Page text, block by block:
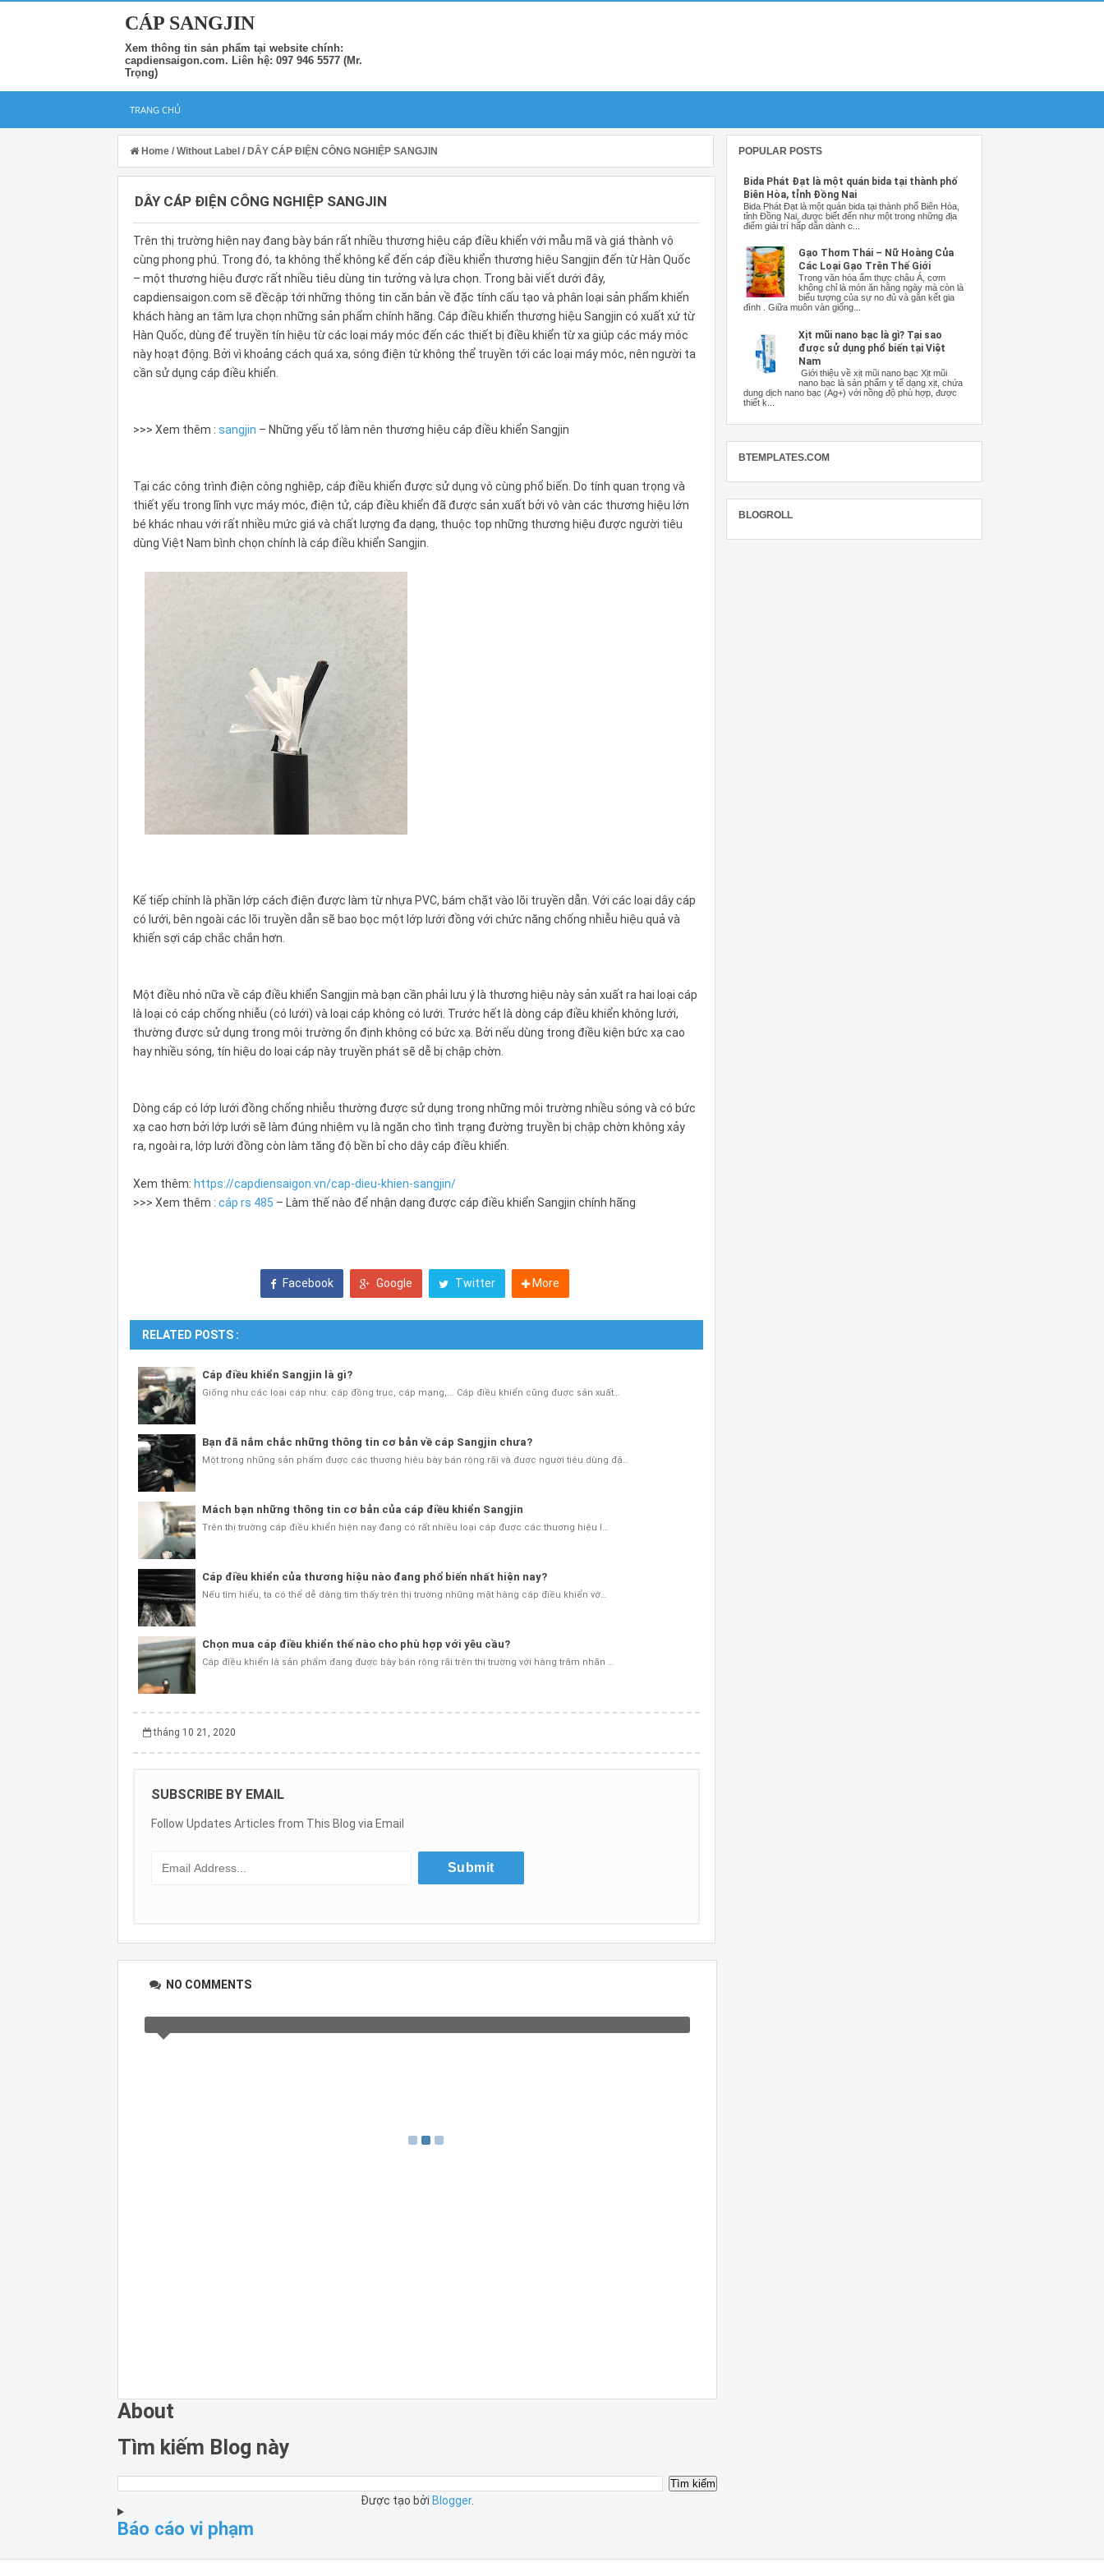
CÁP SANGJIN
Xem thông tin sản phẩm tại website chính:
capdiensaigon.com. Liên hệ: 097 946 5577 (Mr.
Trọng)
TRANG CHỦ
Home / Without Label / DÂY CÁP ĐIỆN CÔNG NGHIỆP SANGJIN
DÂY CÁP ĐIỆN CÔNG NGHIỆP SANGJIN
Trên thị trường hiện nay đang bày bán rất nhiều thương hiệu cáp điều khiển với mẫu mã và giá thành vô
cùng phong phú. Trong đó, ta không thể không kể đến cáp điều khiển thương hiệu Sangjin đến từ Hàn Quốc
– một thương hiệu được rất nhiều tiêu dùng tin tưởng và lựa chọn. Trong bài viết dưới đây,
capdiensaigon.com sẽ đềcập tới những thông tin căn bản về đặc tính cấu tạo và phân loại sản phẩm khiến
khách hàng an tâm lựa chọn những sản phẩm chính hãng. Cáp điều khiển thương hiệu Sangjin có xuất xứ từ
Hàn Quốc, dùng để truyền tín hiệu từ các loại máy móc đến các thiết bị điều khiển từ xa giúp các máy móc
này hoạt động. Bởi vì khoảng cách quá xa, sóng điện từ không thể truyền tới các loại máy móc, nên người ta
cần sử dụng cáp điều khiển.
>>> Xem thêm : sangjin – Những yếu tố làm nên thương hiệu cáp điều khiển Sangjin
Tại các công trình điện công nghiệp, cáp điều khiển được sử dụng vô cùng phổ biến. Do tính quan trọng và
thiết yếu trong lĩnh vực máy móc, điện tử, cáp điều khiển đã được sản xuất bởi vô vàn các thương hiệu lớn
bé khác nhau với rất nhiều mức giá và chất lượng đa dạng, thuộc top những thương hiệu được người tiêu
dùng Việt Nam bình chọn chính là cáp điều khiển Sangjin.
Kế tiếp chính là phần lớp cách điện được làm từ nhựa PVC, bám chặt vào lõi truyền dẫn. Với các loại dây cáp
có lưới, bên ngoài các lõi truyền dẫn sẽ bao bọc một lớp lưới đồng với chức năng chống nhiễu hiệu quả và
khiến sợi cáp chắc chắn hơn.
Một điều nhỏ nữa về cáp điều khiển Sangjin mà bạn cần phải lưu ý là thương hiệu này sản xuất ra hai loại cáp
là loại có cáp chống nhiễu (có lưới) và loại cáp không có lưới. Trước hết là dòng cáp điều khiển không lưới,
thường được sử dụng trong môi trường ổn định không có bức xạ. Bởi nếu dùng trong điều kiện bức xạ cao
hay nhiều sóng, tín hiệu do loại cáp này truyền phát sẽ dễ bị chập chờn.
Dòng cáp có lớp lưới đồng chống nhiễu thường được sử dụng trong những môi trường nhiều sóng và có bức
xạ cao hơn bởi lớp lưới sẽ làm đúng nhiệm vụ là ngăn cho tình trạng đường truyền bị chập chờn không xảy
ra, ngoài ra, lớp lưới đồng còn làm tăng độ bền bỉ cho dây cáp điều khiển.
Xem thêm: https://capdiensaigon.vn/cap-dieu-khien-sangjin/
>>> Xem thêm : cáp rs 485 – Làm thế nào để nhận dạng được cáp điều khiển Sangjin chính hãng
Facebook Google Twitter More
RELATED POSTS :
Cáp điều khiển Sangjin là gì?
Giống như các loại cáp như: cáp đồng trục, cáp mạng,... Cáp điều khiển cũng được sản xuất…
Bạn đã nắm chắc những thông tin cơ bản về cáp Sangjin chưa?
Một trong những sản phẩm được các thương hiệu bày bán rộng rãi và được người tiêu dùng đặ…
Mách bạn những thông tin cơ bản của cáp điều khiển Sangjin
Trên thị trường cáp điều khiển hiện nay đang có rất nhiều loại cáp được các thương hiệu l…
Cáp điều khiển của thương hiệu nào đang phổ biến nhất hiện nay?
Nếu tìm hiểu, ta có thể dễ dàng tìm thấy trên thị trường những mặt hàng cáp điều khiển vớ…
Chọn mua cáp điều khiển thế nào cho phù hợp với yêu cầu?
Cáp điều khiển là sản phẩm đang được bày bán rộng rãi trên thị trường với hàng trăm nhãn …
tháng 10 21, 2020
SUBSCRIBE BY EMAIL
Follow Updates Articles from This Blog via Email
NO COMMENTS
About
Tìm kiếm Blog này
Được tạo bởi Blogger.
Báo cáo vi phạm
POPULAR POSTS
Bida Phát Đạt là một quán bida tại thành phố
Biên Hòa, tỉnh Đồng Nai
Bida Phát Đạt là một quán bida tại thành phố Biên Hòa,
tỉnh Đồng Nai, được biết đến như một trong những địa
điểm giải trí hấp dẫn dành c...
Gạo Thơm Thái – Nữ Hoàng Của
Các Loại Gạo Trên Thế Giới
Trong văn hóa ẩm thực châu Á, cơm
không chỉ là món ăn hằng ngày mà còn là
biểu tượng của sự no đủ và gắn kết gia
đình . Giữa muôn vàn giống...
Xịt mũi nano bạc là gì? Tại sao
được sử dụng phổ biến tại Việt
Nam
Giới thiệu về xịt mũi nano bạc Xịt mũi
nano bạc là sản phẩm y tế dạng xịt, chứa
dung dịch nano bạc (Ag+) với nồng độ phù hợp, được
thiết k...
BTEMPLATES.COM
BLOGROLL